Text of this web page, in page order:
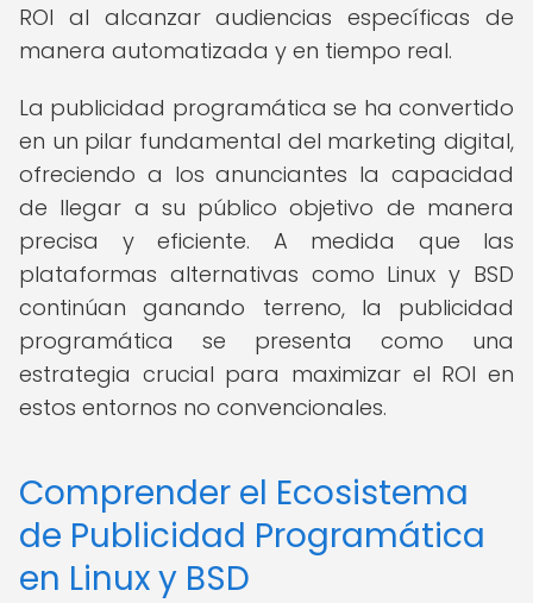
ROI al alcanzar audiencias específicas de
manera automatizada y en tiempo real.
La publicidad programática se ha convertido
en un pilar fundamental del marketing digital,
ofreciendo a los anunciantes la capacidad
de llegar a su público objetivo de manera
precisa y eficiente. A medida que las
plataformas alternativas como Linux y BSD
continúan ganando terreno, la publicidad
programática se presenta como una
estrategia crucial para maximizar el ROI en
estos entornos no convencionales.
Comprender el Ecosistema
de Publicidad Programática
en Linux y BSD